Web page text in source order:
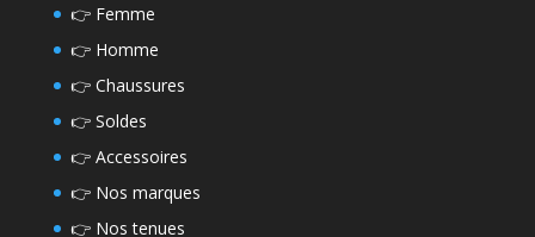
👉 Femme
👉 Homme
👉 Chaussures
👉 Soldes
👉 Accessoires
👉 Nos marques
👉 Nos tenues